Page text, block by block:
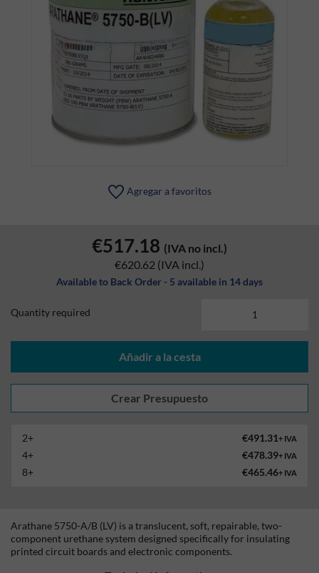
Agregar a favoritos
€517.18 (IVA no incl.)
€620.62 (IVA incl.)
Available to Back Order - 5 available in 14 days
Quantity required
Añadir a la cesta
2+ €491.31+ IVA
4+ €478.39+ IVA
8+ €465.46+ IVA
Arathane 5750-A/B (LV) is a translucent, soft, repairable, two-
component urethane system designed specifically for insulating
printed circuit boards and electronic components.